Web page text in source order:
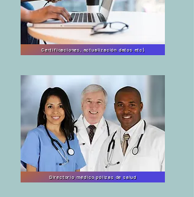
Certificaciones, actualización datos etc)
Directorio médico pólizas de salud